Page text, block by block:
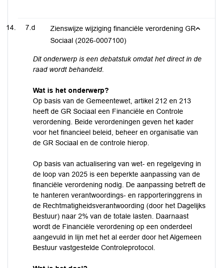
7.d
Zienswijze wijziging financiële verordening GR
Sociaal (2026-0007100)
Dit onderwerp is een debatstuk omdat het direct in de
raad wordt behandeld.
Wat is het onderwerp?
Op basis van de Gemeentewet, artikel 212 en 213
heeft de GR Sociaal een Financiële en Controle
verordening. Beide verordeningen geven het kader
voor het financieel beleid, beheer en organisatie van
de GR Sociaal en de controle hierop.
Op basis van actualisering van wet- en regelgeving in
de loop van 2025 is een beperkte aanpassing van de
financiële verordening nodig. De aanpassing betreft de
te hanteren verantwoordings- en rapporteringgrens in
de Rechtmatigheidsverantwoording (door het Dagelijks
Bestuur) naar 2% van de totale lasten. Daarnaast
wordt de Financiële verordening op een onderdeel
aangevuld in lijn met het al eerder door het Algemeen
Bestuur vastgestelde Controleprotocol.